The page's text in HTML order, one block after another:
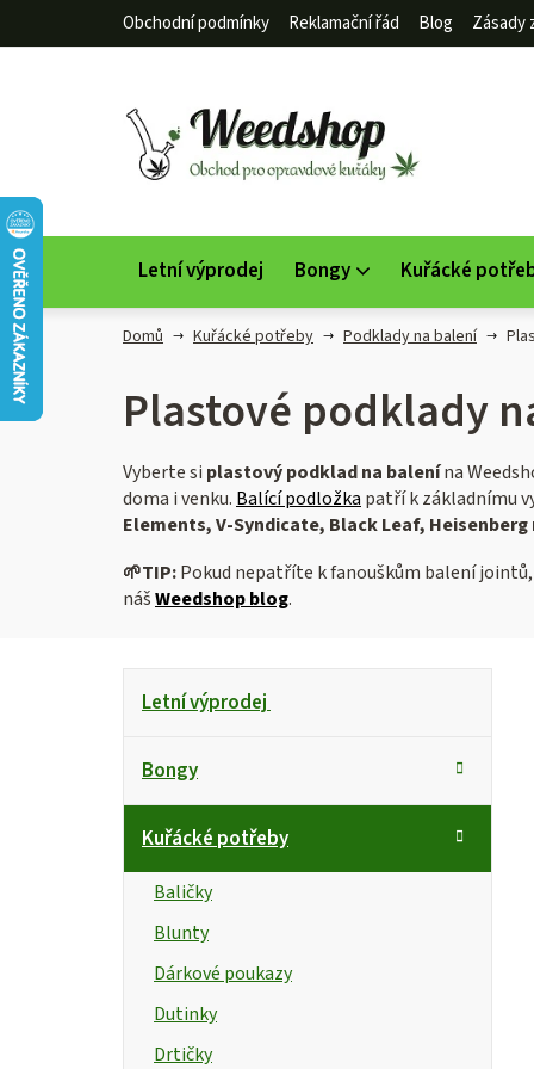
Obchodní podmínky Reklamační řád Blog Zásady
Letní výprodej Bongy Kuřácké
Domů Kuřácké potřeby Podklady na balení
Plastové podklady
Vyberte si plastový podklad na balenína
doma i venku. Balící podložka patří k základnímu
Elements, V-Syndicate, Black Leaf, Heisenberg
🌱TIP:Pokud nepatříte k fanouškům balení
nášWeedshop blog.
P
r
kategorie
K
g
r
Letní výprodej
Bongy
Kuřácké potřeby
Baličky
Blunty
Dárkové poukazy
Dutinky
Drtičky